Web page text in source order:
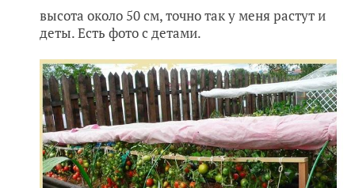
высота около 50 см, точно так у меня растут и
деты. Есть фото с детами.